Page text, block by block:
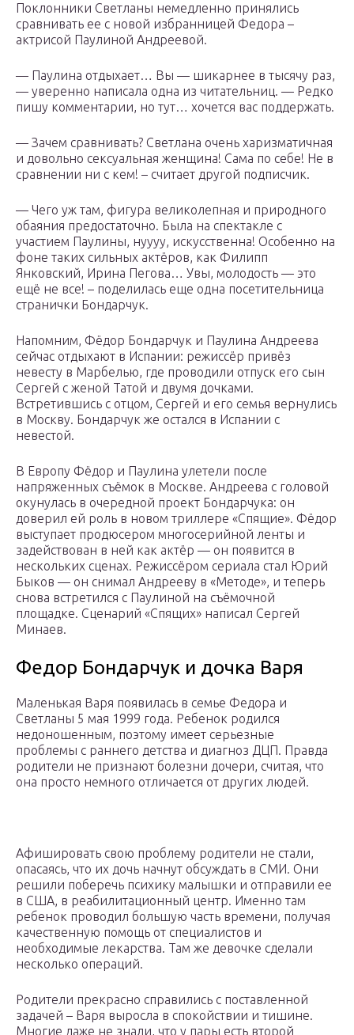
Поклонники Светланы немедленно принялись
сравнивать ее с новой избранницей Федора –
актрисой Паулиной Андреевой.
— Паулина отдыхает… Вы — шикарнее в тысячу раз,
— уверенно написала одна из читательниц. — Редко
пишу комментарии, но тут… хочется вас поддержать.
— Зачем сравнивать? Светлана очень харизматичная
и довольно сексуальная женщина! Сама по себе! Не в
сравнении ни с кем! – считает другой подписчик.
— Чего уж там, фигура великолепная и природного
обаяния предостаточно. Была на спектакле с
участием Паулины, нуууу, искусственна! Особенно на
фоне таких сильных актёров, как Филипп
Янковский, Ирина Пегова… Увы, молодость — это
ещё не все! – поделилась еще одна посетительница
странички Бондарчук.
Напомним, Фёдор Бондарчук и Паулина Андреева
сейчас отдыхают в Испании: режиссёр привёз
невесту в Марбелью, где проводили отпуск его сын
Сергей с женой Татой и двумя дочками.
Встретившись с отцом, Сергей и его семья вернулись
в Москву. Бондарчук же остался в Испании с
невестой.
В Европу Фёдор и Паулина улетели после
напряженных съёмок в Москве. Андреева с головой
окунулась в очередной проект Бондарчука: он
доверил ей роль в новом триллере «Спящие». Фёдор
выступает продюсером многосерийной ленты и
задействован в ней как актёр — он появится в
нескольких сценах. Режиссёром сериала стал Юрий
Быков — он снимал Андрееву в «Методе», и теперь
снова встретился с Паулиной на съёмочной
площадке. Сценарий «Спящих» написал Сергей
Минаев.
Федор Бондарчук и дочка Варя
Маленькая Варя появилась в семье Федора и
Светланы 5 мая 1999 года. Ребенок родился
недоношенным, поэтому имеет серьезные
проблемы с раннего детства и диагноз ДЦП. Правда
родители не признают болезни дочери, считая, что
она просто немного отличается от других людей.
Афишировать свою проблему родители не стали,
опасаясь, что их дочь начнут обсуждать в СМИ. Они
решили поберечь психику малышки и отправили ее
в США, в реабилитационный центр. Именно там
ребенок проводил большую часть времени, получая
качественную помощь от специалистов и
необходимые лекарства. Там же девочке сделали
несколько операций.
Родители прекрасно справились с поставленной
задачей – Варя выросла в спокойствии и тишине.
Многие даже не знали, что у пары есть второй